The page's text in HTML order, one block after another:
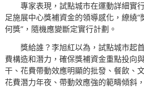
專家表現，試點城市在運動詳細實
足施展中心獎補資金的領導感化，繚繞“
何獎”，隨機應變斷定實行計劃。
獎給誰？李旭紅以為，試點城市起
費構造和潛力，確保獎補資金重點投向
干、花費帶動效應明顯的批發、餐飲、
花費潛力年夜、帶動效應強的範疇傾斜